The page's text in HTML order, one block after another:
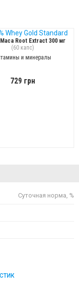
Root Extract 300 мг
(60 капс)
и минералы
729 грн
Суточная норма, %